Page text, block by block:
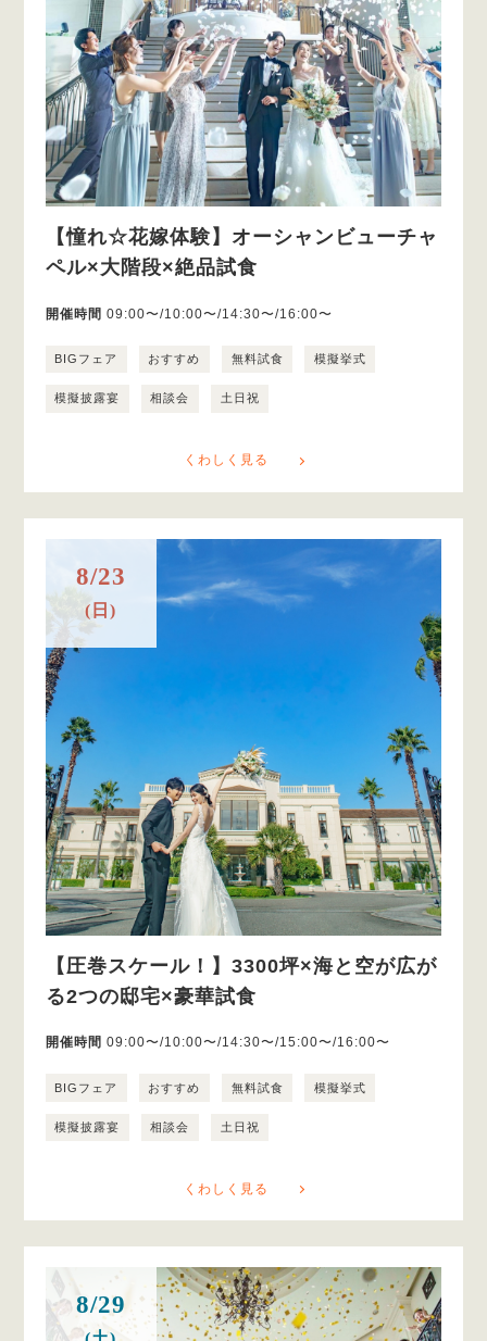
【憧れ☆花嫁体験】オーシャンビューチャ
ペル×大階段×絶品試食
開催時間 09:00〜/10:00〜/14:30〜/16:00〜
BIGフェア おすすめ 無料試食 模擬挙式
模擬披露宴 相談会 土日祝
くわしく見る
8/23
(日)
【圧巻スケール！】3300坪×海と空が広が
る2つの邸宅×豪華試食
開催時間 09:00〜/10:00〜/14:30〜/15:00〜/16:00〜
BIGフェア おすすめ 無料試食 模擬挙式
模擬披露宴 相談会 土日祝
くわしく見る
8/29